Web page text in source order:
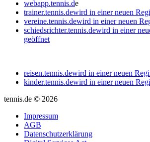
webapp.tennis.de
trainer.tennis.dewird in einer neuen
vereine.tennis.dewird in einer neuen
schiedsrichter.tennis.dewird in einer
geöffnet
reisen.tennis.dewird in einer neuen
kinder.tennis.dewird in einer neuen
tennis.de © 2026
Impressum
AGB
Datenschutzerklärung